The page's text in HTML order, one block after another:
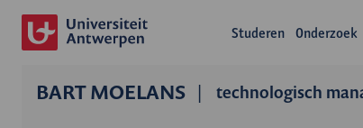
Studeren Onderzoek
BART MOELANS technologisch